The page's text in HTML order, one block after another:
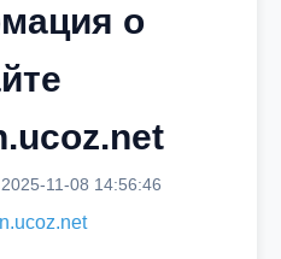
о
11-08 14:56:46